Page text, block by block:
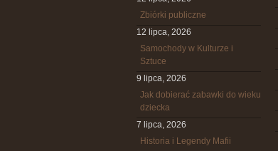
Zbiórki publiczne
12 lipca, 2026
Samochody w Kulturze i
Sztuce
9 lipca, 2026
Jak dobierać zabawki do wieku
dziecka
7 lipca, 2026
Historia i Legendy Mafii